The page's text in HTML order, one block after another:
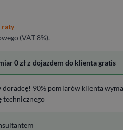
raty
(VAT 8%).
0 zł z dojazdem do klienta gratis
doradcę! 90% pomiarów klienta
technicznego